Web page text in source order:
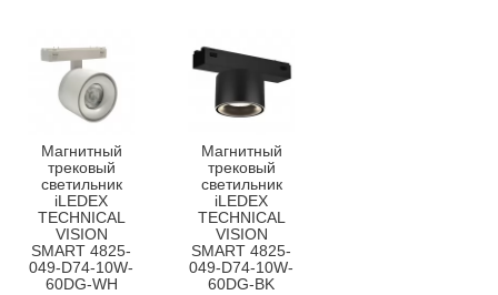
Магнитный
трековый
светильник
iLEDEX
TECHNICAL
VISION
SMART 4825-
049-D74-10W-
60DG-WH
Магнитный
трековый
светильник
iLEDEX
TECHNICAL
VISION
SMART 4825-
049-D74-10W-
60DG-BK